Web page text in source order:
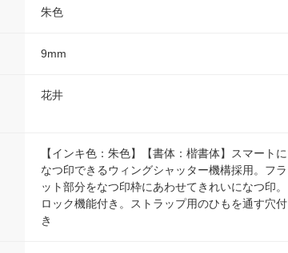
朱色
9mm
花井
【インキ色：朱色】【書体：楷書体】スマートに
なつ印できるウィングシャッター機構採用。フラ
ット部分をなつ印枠にあわせてきれいになつ印。
ロック機能付き。ストラップ用のひもを通す穴付
き